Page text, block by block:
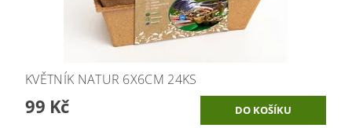
KVĚTNÍK NATUR 6X6CM 24KS
99 Kč